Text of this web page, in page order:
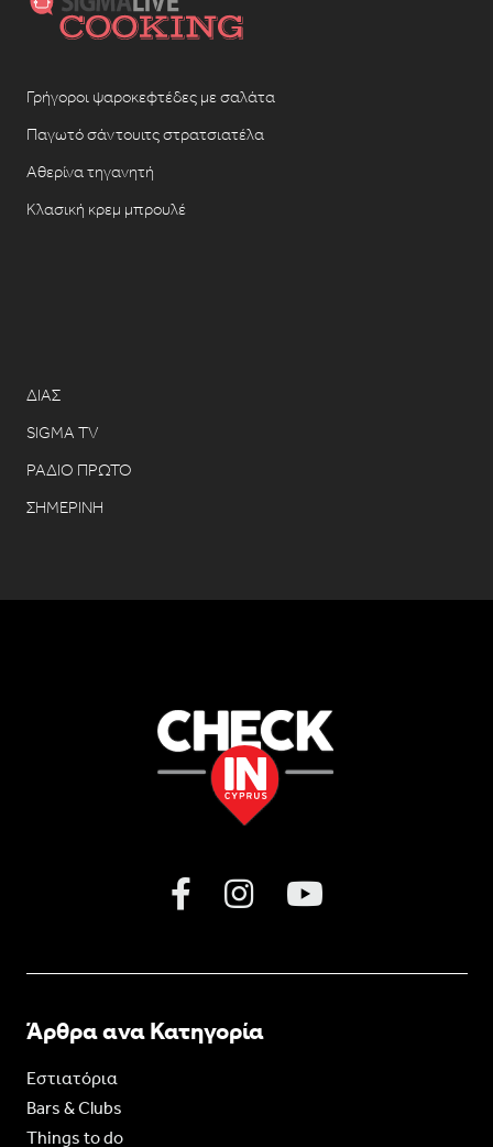
Γρήγοροι ψαροκεφτέδες με σαλάτα
Παγωτό σάντουιτς στρατσιατέλα
Αθερίνα τηγανητή
Κλασική κρεμ μπρουλέ
ΔΙΑΣ
SIGMA TV
ΡΑΔΙΟ ΠΡΩΤΟ
ΣΗΜΕΡΙΝΗ
Άρθρα ανα Κατηγορία
Εστιατόρια
Bars & Clubs
Things to do